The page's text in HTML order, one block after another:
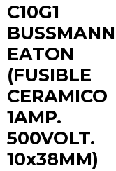
C10G1
BUSSMANN
EATON
(FUSIBLE
CERAMICO
1AMP.
500VOLT.
10x38MM)
Te ayudamos con